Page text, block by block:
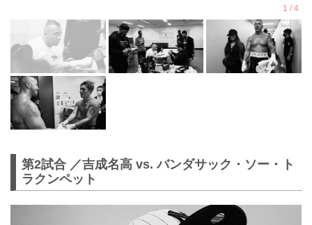
第2試合 ／吉成名高 vs. バンダサック・ソー・ト
ラクンペット